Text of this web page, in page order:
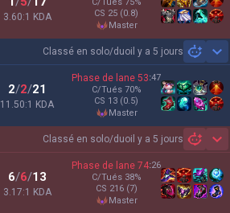
3.60:1 KDA
CS 25 (0.8)
master
Classé en solo/duoil y a 5 jours
2/2/21
11.50:1 KDA
Phase de lane 53:47
C/Tués 70%
CS 13 (0.5)
master
Classé en solo/duoil y a 5 jours
6/6/13
3.17:1 KDA
Phase de lane 74:26
C/Tués 38%
CS 216 (7)
master